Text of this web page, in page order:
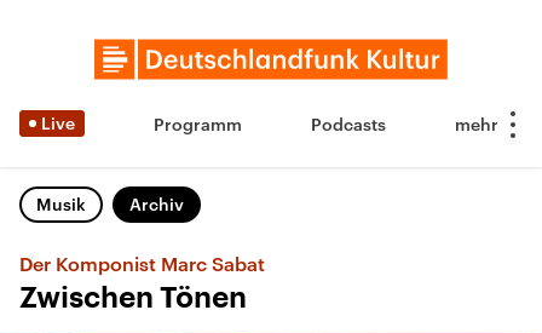
Live Programm Podcasts
Musik Archiv
Der Komponist Marc Sabat
Zwischen Tönen